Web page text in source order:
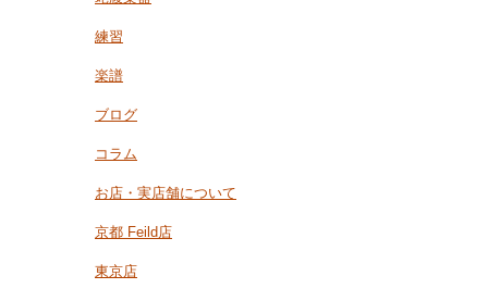
練習
楽譜
ブログ
コラム
お店・実店舗について
京都 Feild店
東京店